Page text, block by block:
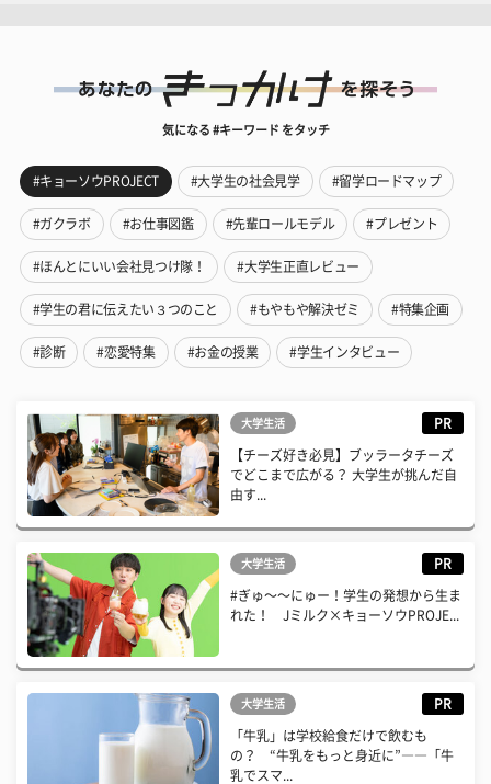
気になる #キーワード をタッチ
#キョーソウPROJECT #大学生の社会見学 #留学ロードマップ
#ガクラボ #お仕事図鑑 #先輩ロールモデル #プレゼント
#ほんとにいい会社見つけ隊！ #大学生正直レビュー
#学生の君に伝えたい３つのこと #もやもや解決ゼミ #特集企画
#診断 #恋愛特集 #お金の授業 #学生インタビュー
大学生活 PR
【チーズ好き必見】ブッラータチーズ
でどこまで広がる？ 大学生が挑んだ自
由す...
大学生活 PR
#ぎゅ〜〜にゅー！学生の発想から生ま
れた！ Jミルク×キョーソウPROJE...
大学生活 PR
「牛乳」は学校給食だけで飲むも
の？ “牛乳をもっと身近に”――「牛
乳でスマ...